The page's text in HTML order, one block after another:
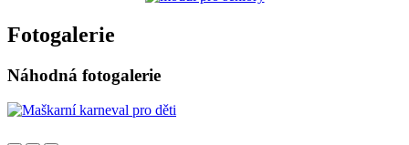
Fotogalerie
Náhodná fotogalerie